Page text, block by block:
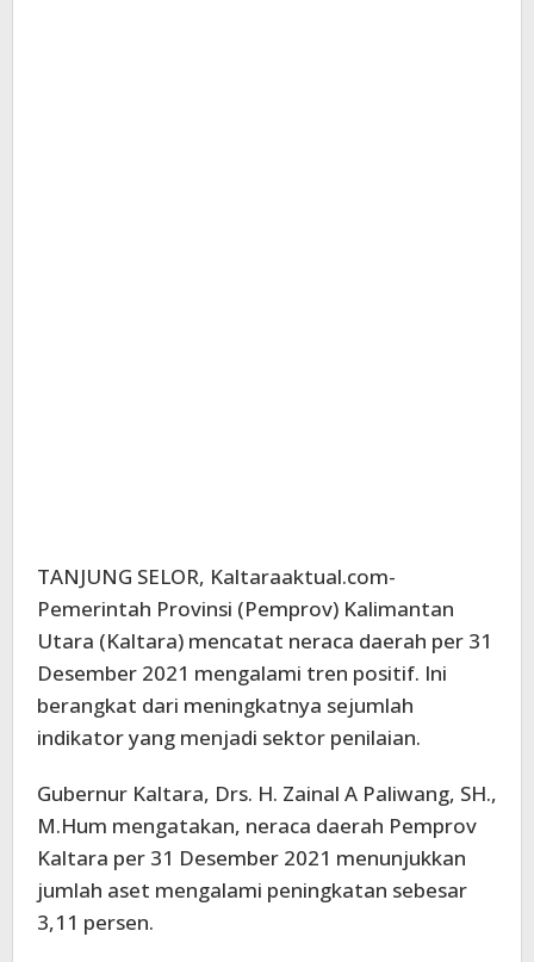
TANJUNG SELOR, Kaltaraaktual.com-
Pemerintah Provinsi (Pemprov) Kalimantan
Utara (Kaltara) mencatat neraca daerah per 31
Desember 2021 mengalami tren positif. Ini
berangkat dari meningkatnya sejumlah
indikator yang menjadi sektor penilaian.
Gubernur Kaltara, Drs. H. Zainal A Paliwang, SH.,
M.Hum mengatakan, neraca daerah Pemprov
Kaltara per 31 Desember 2021 menunjukkan
jumlah aset mengalami peningkatan sebesar
3,11 persen.